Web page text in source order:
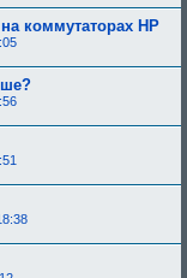
коммутаторах HP